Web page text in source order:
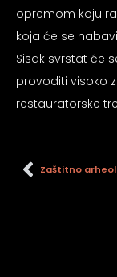
opremom koju
koja će se
Sisak svrstat će
provoditi visoko
restauratorske